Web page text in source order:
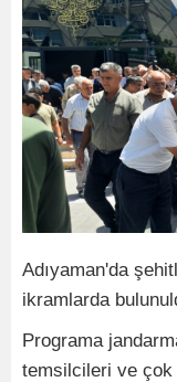
Adıyaman'da
ikramlarda
Programa
temsilcileri ve çok